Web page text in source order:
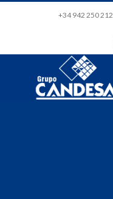
+34 942 250 212